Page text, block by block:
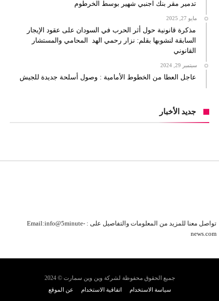
تدمير مقر بنك اجنبي شهير بوسط الخرطوم
مايو 27, 2025
مذكرة قانونية حول أثر الحرب في السودان على عقود الإيجار
السابقة لنشوبها بقلم: نزار رحمي الهد المحامي والمستشار
القانوني
سبتمبر 29, 2024
عاجل العطا من الخطوط الأمامية : وصول أسلحة جديدة للجيش
جديد الأخبار
تواصل معنا للمزيد من المعلومات والتفاصيل على : Email:info@5minute-
news.com
جميع الحقوق محفوظة لشركة وين وين سمارت © 2024
سياسة الاستخدام
اتفاقية الاستخدام عن الموقع